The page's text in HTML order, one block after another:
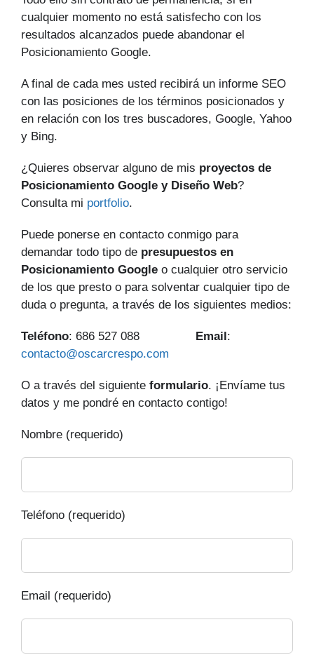
cualquier momento no está satisfecho con los
resultados alcanzados puede abandonar el
Posicionamiento Google.
A final de cada mes usted recibirá un informe SEO
con las posiciones de los términos posicionados y
en relación con los tres buscadores, Google, Yahoo
y Bing.
¿Quieres observar alguno de mis proyectos de
Posicionamiento Google y Diseño Web?
Consulta mi portfolio.
Puede ponerse en contacto conmigo para
demandar todo tipo de presupuestos en
Posicionamiento Google o cualquier otro servicio
de los que presto o para solventar cualquier tipo de
duda o pregunta, a través de los siguientes medios:
Teléfono: 686 527 088 Email :
contacto@oscarcrespo.com
O a través del siguiente formulario. ¡Envíame tus
datos y me pondré en contacto contigo!
Nombre (requerido)
Teléfono (requerido)
Email (requerido)